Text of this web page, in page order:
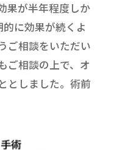
果が半年程度しか
に効果が続くよ
ご相談をいただい
ご相談の上で、オ
としました。術前